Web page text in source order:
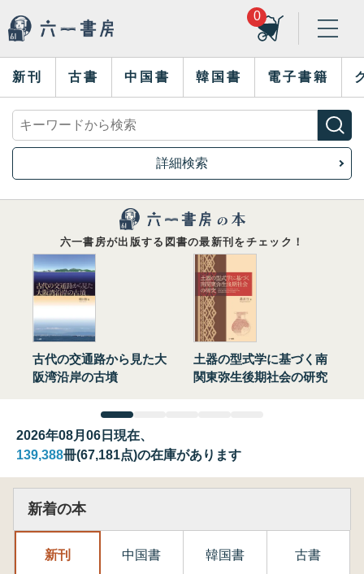
0
新刊 古書 中国書 韓国書 電子書籍
詳細検索
六一書房が出版する図書の最新刊をチェック！
古代の交通路から見た大
阪湾沿岸の古墳
土器の型式学に基づく南
関東弥生後期社会の研究
2026年08月06日現在、
139,388冊(67,181点)の在庫があります
新着の本
新刊 中国書 韓国書 古書